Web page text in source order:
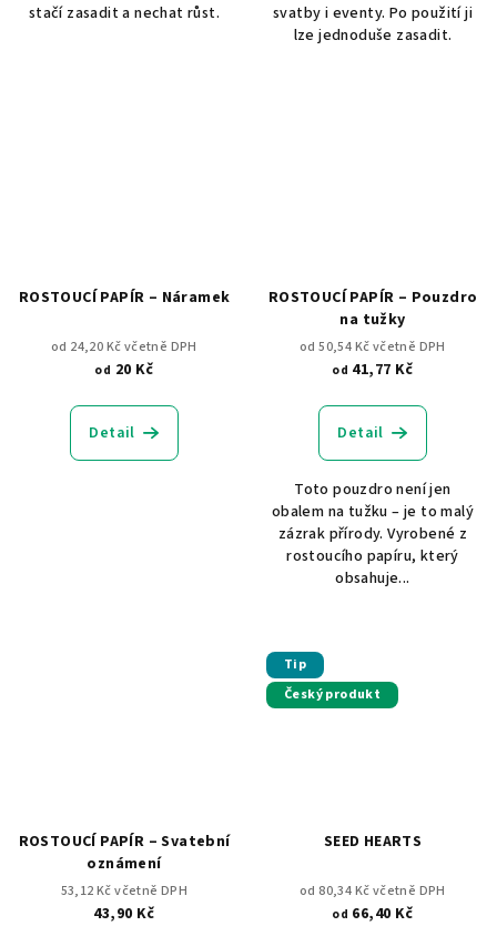
stačí zasadit a nechat růst.
svatby i eventy. Po použití ji
lze jednoduše zasadit.
ROSTOUCÍ PAPÍR – Náramek
od 24,20 Kč včetně DPH
od 20 Kč
Detail
ROSTOUCÍ PAPÍR – Pouzdro
na tužky
od 50,54 Kč včetně DPH
od 41,77 Kč
Detail
Toto pouzdro není jen
obalem na tužku – je to malý
zázrak přírody. Vyrobené z
rostoucího papíru, který
obsahuje...
ROSTOUCÍ PAPÍR – Svatební
oznámení
53,12 Kč včetně DPH
43,90 Kč
Tip
Český produkt
SEED HEARTS
od 80,34 Kč včetně DPH
od 66,40 Kč